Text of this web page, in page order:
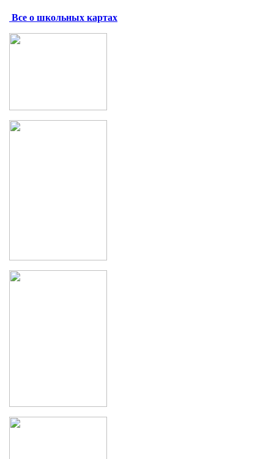
Все о школьных картах